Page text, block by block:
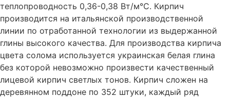
теплопроводность 0,36-0,38 Вт/м°С. Кирпич
производится на итальянской производственной
линии по отработанной технологии из выдержанной
глины высокого качества. Для производства кирпича
цвета солома используется украинская белая глина
без которой невозможно произвести качественный
лицевой кирпич светлых тонов. Кирпич сложен на
деревянном поддоне по 352 штуки, каждый ряд